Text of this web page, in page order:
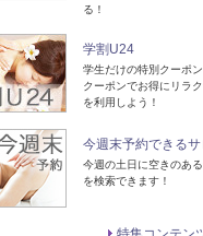
る！
学割U24
学生だけの特別クーポ
クーポンでお得にリラ
を利用しよう！
今週末予約できるサ
今週の土日に空きのあ
を検索できます！